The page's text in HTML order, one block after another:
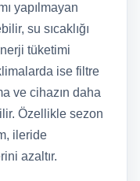
yapılmayan
su sıcaklığı
tüketimi
ise filtre
ve cihazın daha
Özellikle sezon
ileride
azaltır.